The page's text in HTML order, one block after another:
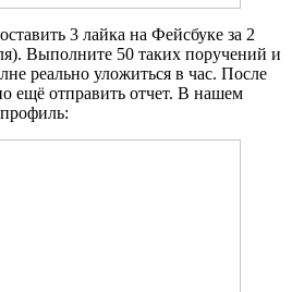
3 лайка на Фейсбуке за 2
Выполните 50 таких поручений и
реально уложиться в час. После
ещё отправить отчет. В нашем